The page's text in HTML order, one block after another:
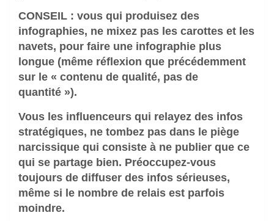
CONSEIL : vous qui produisez des
infographies, ne mixez pas les carottes et les
navets, pour faire une infographie plus
longue (même réflexion que précédemment
sur le « contenu de qualité, pas de
quantité »).
Vous les influenceurs qui relayez des infos
stratégiques, ne tombez pas dans le piège
narcissique qui consiste à ne publier que ce
qui se partage bien. Préoccupez-vous
toujours de diffuser des infos sérieuses,
même si le nombre de relais est parfois
moindre.